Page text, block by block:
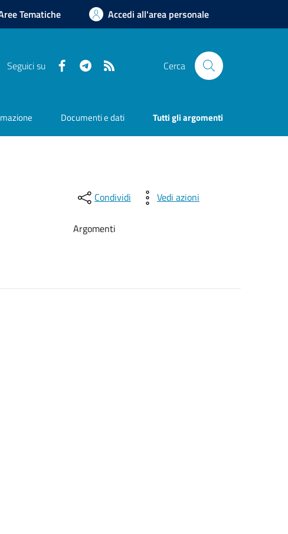
Tematiche Accedi all'area personale
Seguici su FacebookTelegram Cerca
Documenti e dati Tutti gli argomenti
Condividi Vedi azioni
Argomenti